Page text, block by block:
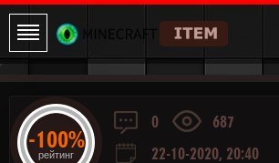
0
687
22-10-2020, 20:40
-100%
рейтинг